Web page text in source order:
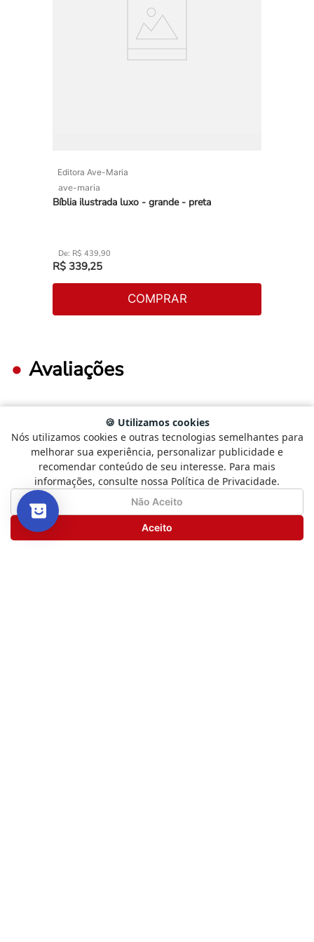
Editora Ave-Maria
ave-maria
Bíblia ilustrada luxo - grande - preta
R$ 439,90
R$ 339,25
COMPRAR
Avaliações
FAÇA LOGIN PARA ESCREVER UMA AVALIAÇÃO.
Mais recentes Todos
Carregando avaliações…
🍪 Utilizamos cookies
Nós utilizamos cookies e outras tecnologias semelhantes para
melhorar sua experiência, personalizar publicidade e
recomendar conteúdo de seu interesse. Para mais
informações, consulte nossa Política de Privacidade.
Não Aceito
Aceito
Como está sendo sua experiência?
Selecione
uma
opção
a
5
Não Satisfeito
Seguinte